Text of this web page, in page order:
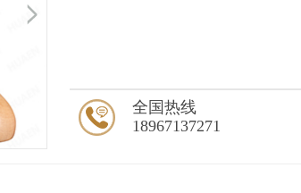
全国热线
18967137271